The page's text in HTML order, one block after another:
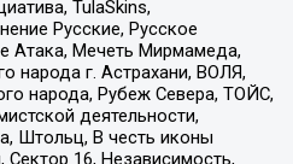
TulaSkins,
Русские, Русское
Атака, Мечеть Мирмамеда,
народа г. Астрахани, ВОЛЯ,
народа, Рубеж Севера, ТОЙС,
деятельности,
Штольц, В честь иконы
16, Независимость,